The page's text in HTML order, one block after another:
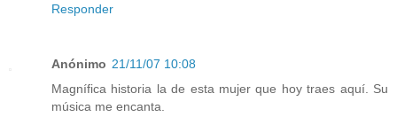
Responder
Anónimo 21/11/07 10:08
Magnífica historia la de esta mujer que hoy traes aquí. Su
música me encanta.